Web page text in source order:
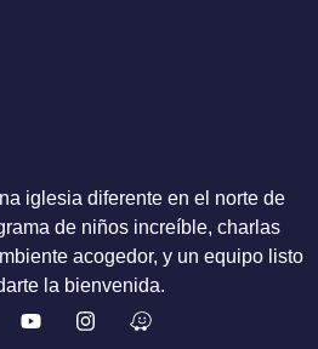
iglesia diferente en el norte de
de niños increíble, charlas
acogedor, y un equipo listo
la bienvenida.